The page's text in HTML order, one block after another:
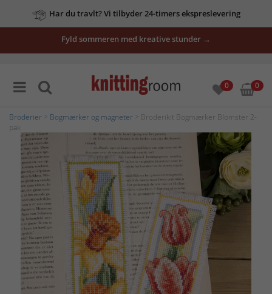
Har du travlt? Vi tilbyder 24-timers ekspreslevering
Fyld sommeren med kreative stunder →
0 0
Broderier Bogmærker og magneter > Broderikit Bogmærker Blomster 2-
pak